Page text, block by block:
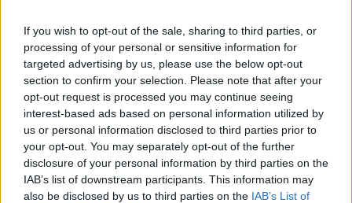
If you wish to opt-out of the sale, sharing to third parties, or
processing of your personal or sensitive information for
targeted advertising by us, please use the below opt-out
section to confirm your selection. Please note that after your
opt-out request is processed you may continue seeing
interest-based ads based on personal information utilized by
us or personal information disclosed to third parties prior to
your opt-out. You may separately opt-out of the further
disclosure of your personal information by third parties on the
IAB’s list of downstream participants. This information may
also be disclosed by us to third parties on the IAB’s List of
LIFESTYLE2 ω. πριν
Εριέττα Κούρκουλου – Τα 33α γενέθλια και τα
φιλιά με τον Βύρωνα Βασιλειάδη: «Καμία στιγμή
ευτυχίας δεδομένη»